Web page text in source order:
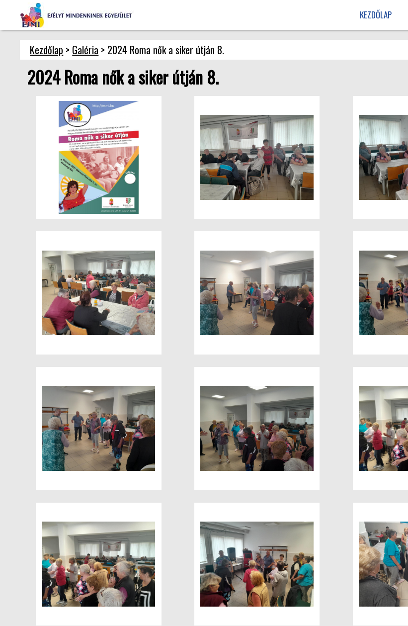
KEZDŐLAP
Kezdőlap > Galéria > 2024 Roma nők a siker útján 8.
2024 Roma nők a siker útján 8.